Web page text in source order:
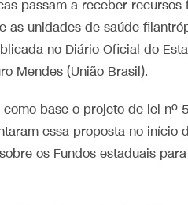
passam a receber recursos
as unidades de saúde
no Diário Oficial do
Mendes (União Brasil).
base o projeto de lei nº
essa proposta no início
os Fundos estaduais